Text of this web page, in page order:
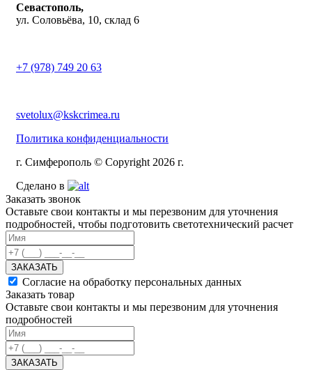
Севастополь,
ул. Соловьёва, 10, склад 6
+7 (978) 749 20 63
svetolux@kskcrimea.ru
Политика конфиденциальности
г. Симферополь © Copyright 2026 г.
Сделано в
Заказать звонок
Оставьте свои контакты и мы перезвоним для уточнения
подробностей, чтобы подготовить светотехнический расчет
ЗАКАЗАТЬ
Согласие на обработку персональных данных
Заказать товар
Оставьте свои контакты и мы перезвоним для уточнения
подробностей
ЗАКАЗАТЬ